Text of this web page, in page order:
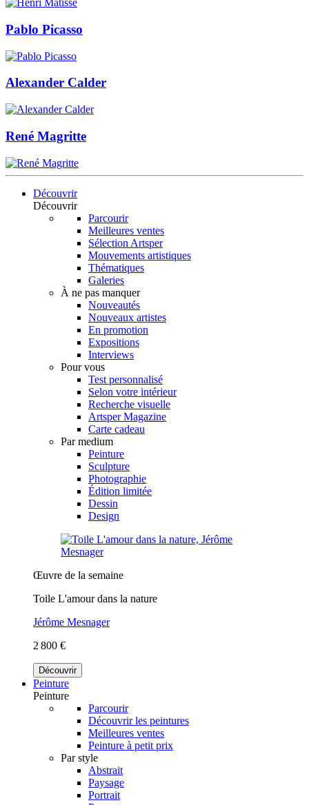
Pablo Picasso
Alexander Calder
René Magritte
Découvrir
Découvrir
Parcourir
Meilleures ventes
Sélection Artsper
Mouvements artistiques
Thématiques
Galeries
À ne pas manquer
Nouveautés
Nouveaux artistes
En promotion
Expositions
Interviews
Pour vous
Test personnalisé
Selon votre intérieur
Recherche visuelle
Artsper Magazine
Carte cadeau
Par medium
Peinture
Sculpture
Photographie
Édition limitée
Dessin
Design
Œuvre de la semaine
Toile L'amour dans la nature
Jérôme Mesnager
2 800 €
Découvrir
Peinture
Peinture
Parcourir
Découvrir les peintures
Meilleures ventes
Peinture à petit prix
Par style
Abstrait
Paysage
Portrait